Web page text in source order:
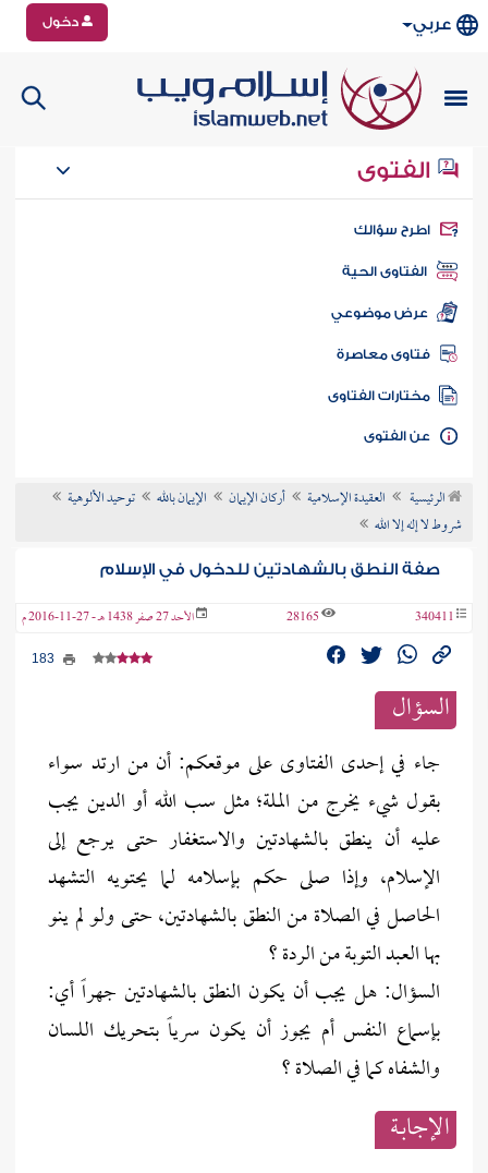
عربي دخول
الفتوى
سؤالك
الفتاوى الحية
عرض موضوعي
فتاوى معاصرة
مختارات الفتاوى
الفتوى
الرئيسية العقيدة الإسلامية أركان الإيمان الإيمان بالله
توحيد الألوهية
شروط لا إله إلا الله
صفة النطق بالشهادتين للدخول في الإسلام
340411
28165 الأحد 27 صفر 1438 هـ - 27-11-2016 م
السؤال
جاء في إحدى الفتاوى على موقعكم: أن من ارتد سواء
بقول شيء يخرج من الملة؛ مثل سب الله أو الدين يجب
عليه أن ينطق بالشهادتين والاستغفار حتى يرجع إلى
الإسلام، وإذا صلى حكم بإسلامه لما يحتويه التشهد
الحاصل في الصلاة من النطق بالشهادتين، حتى ولو لم ينو
بها العبد التوبة من الردة ؟
السؤال: هل يجب أن يكون النطق بالشهادتين جهراً أي:
بإسماع النفس أم يجوز أن يكون سرياً بتحريك اللسان
والشفاه كما في الصلاة ؟
الإجابــة